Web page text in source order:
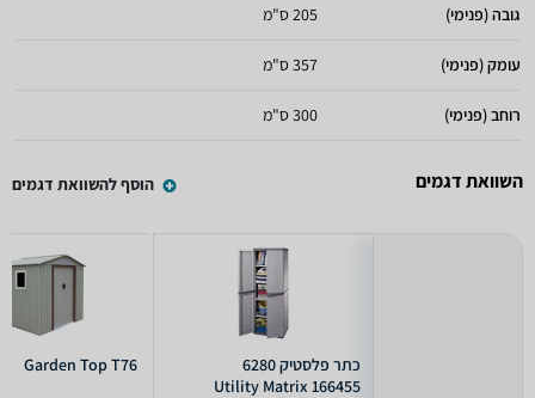
גובה (פנימי) 205 ס"מ
עומק (פנימי) 357 ס"מ
רוחב (פנימי) 300 ס"מ
השוואת דגמים הוסף להשוואת דגמים
כתר פלסטיק 6280
166455 Utility Matrix
Garden Top T76